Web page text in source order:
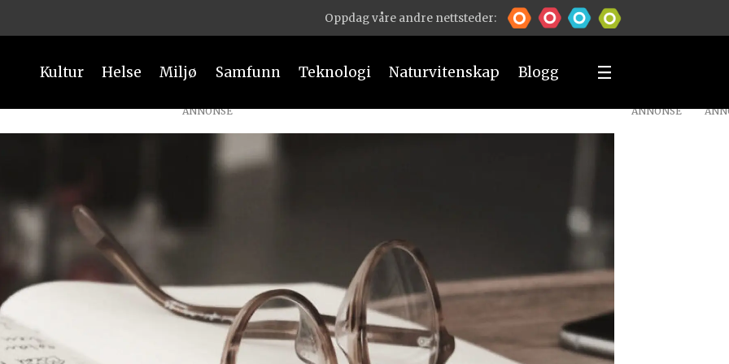
Oppdag våre andre nettsteder:
Kultur Helse Miljø Samfunn Teknologi Naturvitenskap Blogg
ANNONSE